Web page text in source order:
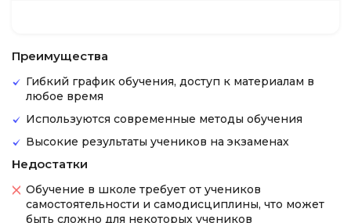
Преимущества
Гибкий график обучения, доступ к материалам в
любое время
Используются современные методы обучения
Высокие результаты учеников на экзаменах
Недостатки
Обучение в школе требует от учеников
самостоятельности и самодисциплины, что может
быть сложно для некоторых учеников